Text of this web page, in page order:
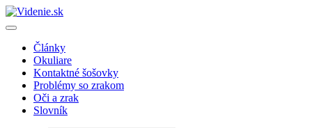
Články
Okuliare
Kontaktné šošovky
Problémy so zrakom
Oči a zrak
Slovník